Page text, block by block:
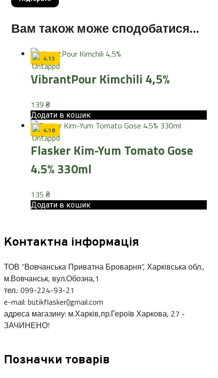
Вам також може сподобатися…
4.13
VibrantPour Kimchili 4,5%
139 ₴
Додати в кошик
4.18
Flasker Kim-Yum Tomato Gose
4.5% 330ml
135 ₴
Додати в кошик
Контактна інформація
ТОВ “Вовчанська Приватна Броварня”, Харківська обл.,
м.Вовчанськ, вул.Обозна,1
тел.: 099-224-93-21
e-mail: butikflasker()gmail.com
адреса магазину: м.Харків,пр.Героїв Харкова, 27 -
ЗАЧИНЕНО!
Позначки товарів